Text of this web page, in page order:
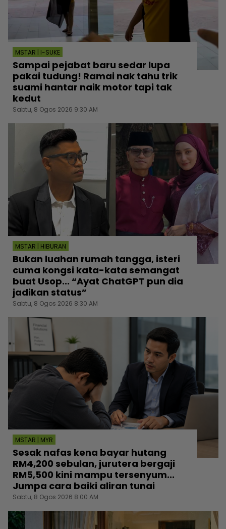
MSTAR | I-SUKE
Sampai pejabat baru sedar lupa
pakai tudung! Ramai nak tahu trik
suami hantar naik motor tapi tak
kedut
Sabtu, 8 Ogos 2026 9:30 AM
MSTAR | HIBURAN
Bukan luahan rumah tangga, isteri
cuma kongsi kata-kata semangat
buat Usop... “Ayat ChatGPT pun dia
jadikan status”
Sabtu, 8 Ogos 2026 8:30 AM
MSTAR | MYR
Sesak nafas kena bayar hutang
RM4,200 sebulan, jurutera bergaji
RM5,500 kini mampu tersenyum...
Jumpa cara baiki aliran tunai
Sabtu, 8 Ogos 2026 8:00 AM